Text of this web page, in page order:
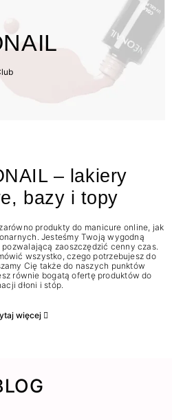
– lakiery
bazy i topy
produkty do manicure online, jak
Jesteśmy Twoją wygodną
zaoszczędzić cenny czas.
wszystko, czego potrzebujesz do
Cię także do naszych punktów
równie bogatą ofertę produktów do
dłoni i stóp.
więcej